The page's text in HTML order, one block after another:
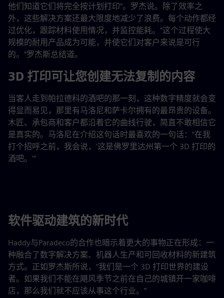
他们知道它们将完全按计划打印”。罗杰说。除了效率之
外，这些解决方案还最大限度地减少了浪费。每个动作都经
过优化，跟踪材料使用情况，并监控能耗。“这个过程使大
规模的耐用产品成为可能，并使它们对客户来说是可行
的。”罗杰斯总结道。
3D 打印可让您创建无法复制的内容
当客人走到帕拉德科的酒吧的那一刻，这种数字精度就会变
得显而易见，那里有马洛尼和萨卡尔拥有的最昂贵的设备。
木匠、承包商和客户都沿着它的曲线行驶，简直不敢相信它
是真实的。马洛尼在介绍这句话时最喜欢的一句话：“在我
打个招呼之前，我会说，'这是佛罗里达州第一个 3D 打印的
酒吧。'”
软件驱动建筑的新时代
Haddy与Paradeco的合作也暗示着更大的事物正在形成：一
种融合了数字解决方案、机器人生产和可回收材料的新建筑
方式。正如罗杰斯所说，“我们是一个 3D 打印世界的建设
者。如果我们不能在飓风季节之前在自己的城镇开一家咖啡
店，那么我们就不应该从事这个行业。”